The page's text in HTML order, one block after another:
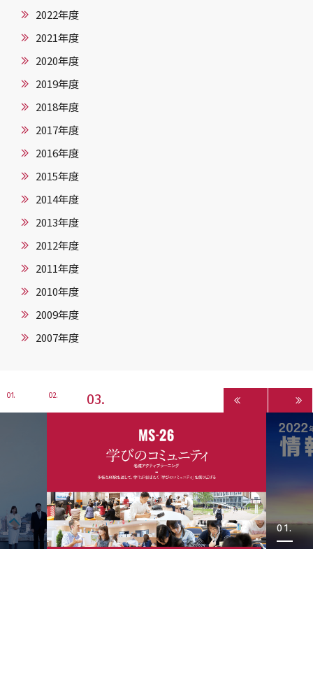
2022年度
2021年度
2020年度
2019年度
2018年度
2017年度
2016年度
2015年度
2014年度
2013年度
2012年度
2011年度
2010年度
2009年度
2007年度
1 2 3